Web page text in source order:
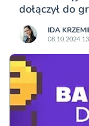
dołączył do
IDA
08.10.2024